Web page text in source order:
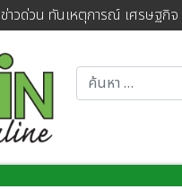
ข่าวด่วน ทันเหตุการณ์ เศรษฐกิจ